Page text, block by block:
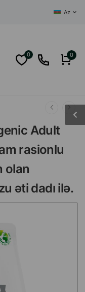
Az
0 0
Adult
rasionlu
olan
əti dadı ilə.